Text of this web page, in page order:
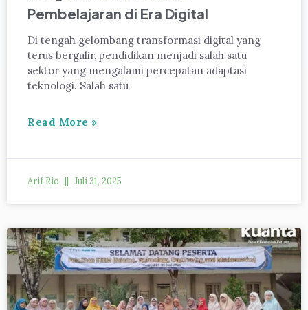
Pembelajaran di Era Digital
Di tengah gelombang transformasi digital yang
terus bergulir, pendidikan menjadi salah satu
sektor yang mengalami percepatan adaptasi
teknologi. Salah satu
Read More »
Arif Rio Juli 31, 2025